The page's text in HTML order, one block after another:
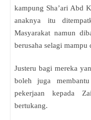
kampung Sha’ari Abd
anaknya itu
Masyarakat namun
berusaha selagi mampu
Justeru bagi mereka
boleh juga
pekerjaan kepada
bertukang.